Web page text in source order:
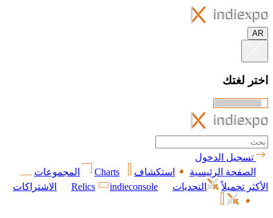
AR
اختر لغتك
تسجيل الدخول
الصفحة الرئيسية
استكشاف Charts
المجموعات
الأكثر تحميلاً
التحديات Relics indieconsole الاشتراكات